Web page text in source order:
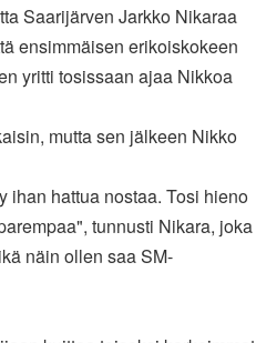
Saarijärven Jarkko Nikaraa
ensimmäisen erikoiskokeen
yritti tosissaan ajaa Nikkoa
mutta sen jälkeen Nikko
ihan hattua nostaa. Tosi hieno
tunnusti Nikara, joka
näin ollen saa SM-